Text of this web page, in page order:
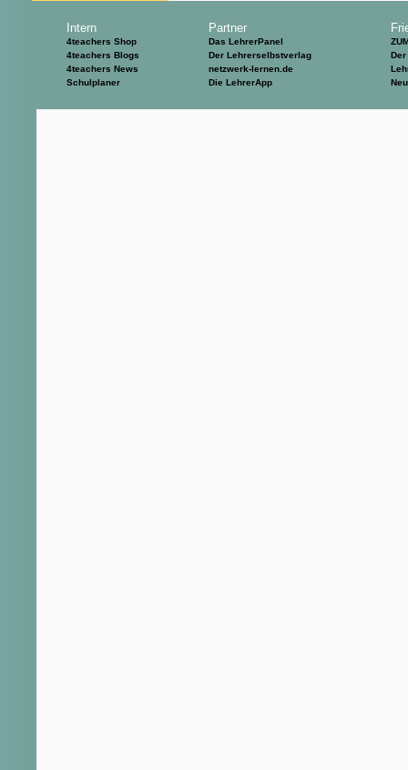
Intern
4teachers Shop
4teachers Blogs
4teachers News
Schulplaner
Partner
Das LehrerPanel
Der Lehrerselbstverlag
netzwerk-lernen.de
Die LehrerApp